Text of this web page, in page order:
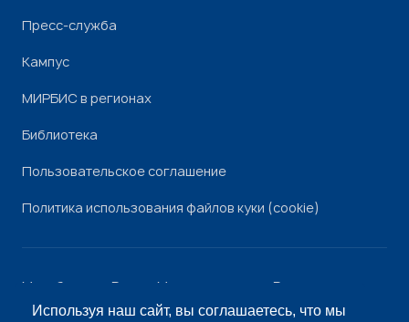
Используя наш сайт, вы соглашаетесь, что мы
Пресс-служба
Кампус
МИРБИС в регионах
Библиотека
Пользовательское соглашение
Политика использования файлов куки (cookie)
Минобрнауки России Минпросвещения России
РоскомнадзорРособрнадзор